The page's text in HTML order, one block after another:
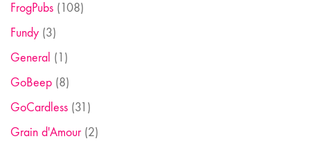
FrogPubs (108)
Fundy (3)
General (1)
GoBeep (8)
GoCardless (31)
Grain d'Amour(2)